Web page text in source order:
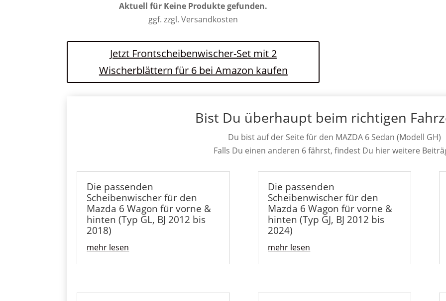
Aktuell für Keine Produkte gefunden.
ggf. zzgl. Versandkosten
Jetzt Frontscheibenwischer-Set mit 2
Wischerblättern für 6 bei Amazon kaufen
Bist Du überhaupt beim richtigen
Du bist auf der Seite für den MAZDA 6 Sedan (Modell GH)
Falls Du einen anderen 6 fährst, findest Du hier weitere
Die passenden
Scheibenwischer für den
Mazda 6 Wagon für vorne &
hinten (Typ GL, BJ 2012 bis
2018)
mehr lesen
Die passenden
Scheibenwischer für den
Mazda 6 Wagon für vorne &
hinten (Typ GJ, BJ 2012 bis
2024)
mehr lesen